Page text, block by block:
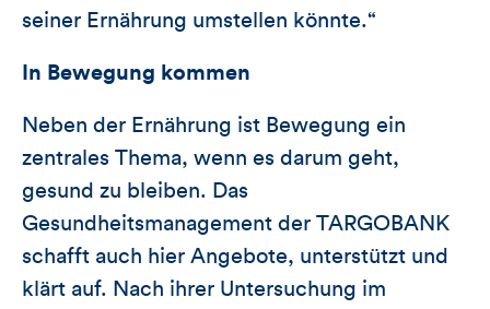
seiner Ernährung umstellen könnte.“
In Bewegung kommen
Neben der Ernährung ist Bewegung ein
zentrales Thema, wenn es darum geht,
gesund zu bleiben. Das
Gesundheitsmanagement der TARGOBANK
schafft auch hier Angebote, unterstützt und
klärt auf. Nach ihrer Untersuchung im